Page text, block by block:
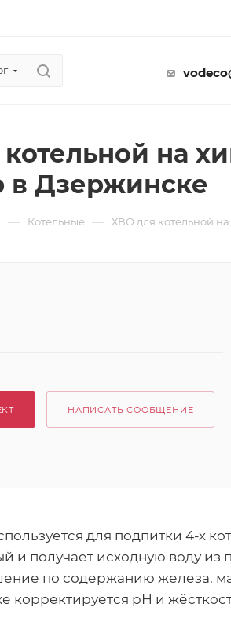
на
в Дзержинске
— Котельные — ХВО для котельной
НАПИСАТЬ СООБЩЕНИЕ
для подпитки 4-х
и получает исходную воду из
по содержанию железа,
корректируется рН и